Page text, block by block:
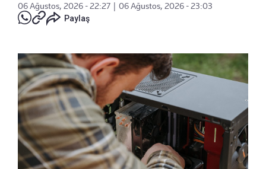
06 Ağustos, 2026 - 22:27 | 06 Ağustos, 2026 - 23:03
Paylaş